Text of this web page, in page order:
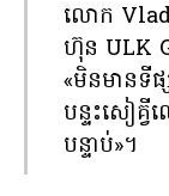
លោក
ហ៊ុន ULK
«មិនមានទី
បន្ទះសៀគ្វី
បន្ទាប់»។